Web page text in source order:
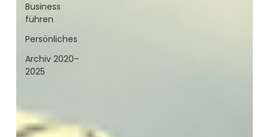
Business
führen
Persönliches
Archiv 2020–
2025